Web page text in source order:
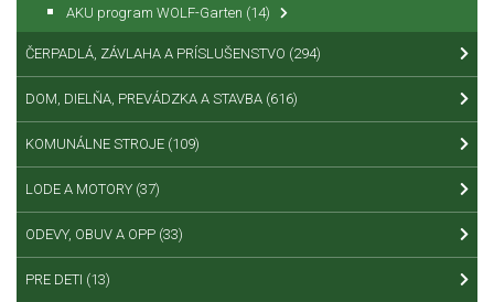
AKU program WOLF-Garten (14)
ČERPADLÁ, ZÁVLAHA A PRÍSLUŠENSTVO (294)
DOM, DIELŇA, PREVÁDZKA A STAVBA (616)
KOMUNÁLNE STROJE (109)
LODE A MOTORY (37)
ODEVY, OBUV A OPP (33)
PRE DETI (13)